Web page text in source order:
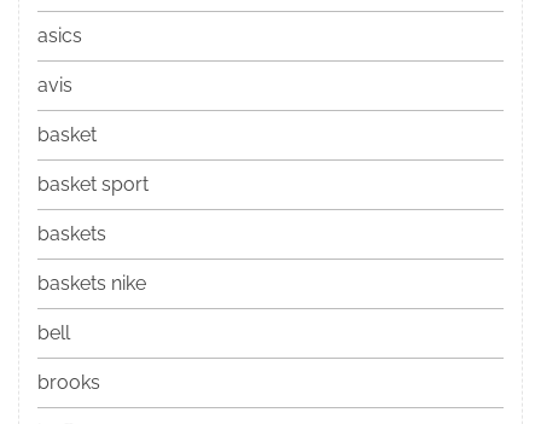
asics
avis
basket
basket sport
baskets
baskets nike
bell
brooks